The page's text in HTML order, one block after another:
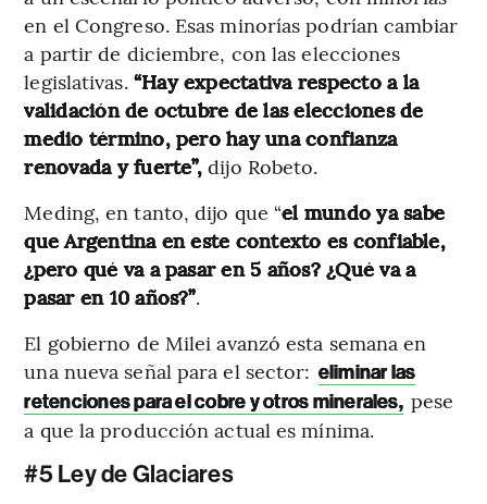
en el Congreso. Esas minorías podrían cambiar
a partir de diciembre, con las elecciones
legislativas. “Hay expectativa respecto a la
validación de octubre de las elecciones de
medio término, pero hay una confianza
renovada y fuerte”,dijo Robeto.
Meding, en tanto, dijo que “el mundo ya sabe
que Argentina en este contexto es confiable,
¿pero qué va a pasar en 5 años? ¿Qué va a
pasar en 10 años?”.
El gobierno de Milei avanzó esta semana en
una nueva señal para el sector: eliminar las
retenciones para el cobre y otros minerales, pese
a que la producción actual es mínima.
#5 Ley de Glaciares